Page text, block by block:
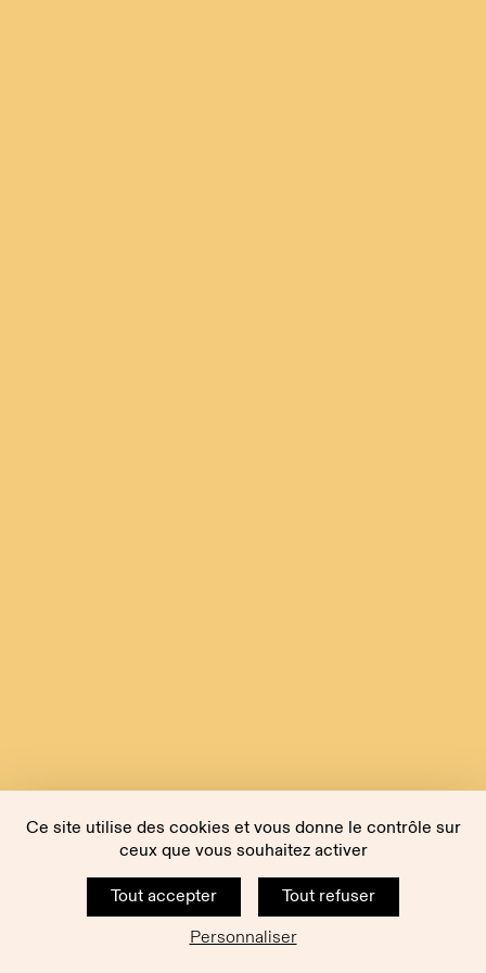
Ce site utilise des cookies et vous donne le contrôle sur
ceux que vous souhaitez activer
Tout accepter
Tout refuser
Personnaliser